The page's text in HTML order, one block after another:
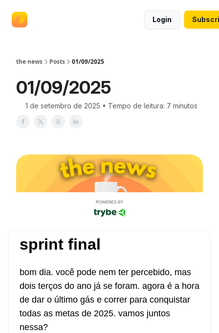
Login
the news Posts 01/09/2025
01/09/2025
1 de setembro de 2025 • Tempo de leitura: 7 minutos
sprint final
bom dia. você pode nem ter percebido, mas
dois terços do ano já se foram. agora é a hora
de dar o último gás e correr para conquistar
todas as metas de 2025. vamos juntos
nessa?